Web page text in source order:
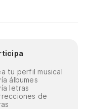
tu perfil musical
álbumes
letras
de